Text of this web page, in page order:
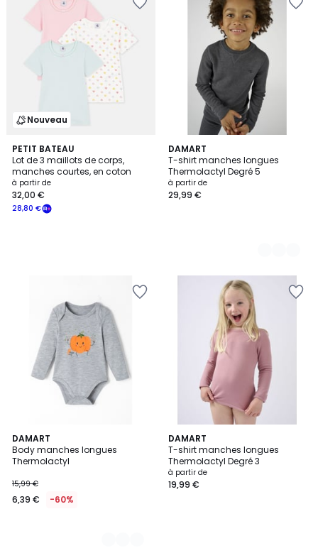
Nouveau
PETIT BATEAU
Lot de 3 maillots de corps,
manches courtes, en coton
à partir de
28,80 €
32,00 €
DAMART
T-shirt manches longues
Thermolactyl Degré 5
à partir de
29,99 €
3
Couleurs
DAMART
Body manches longues
Thermolactyl
15,99 €
6,39 € -60%
3
Couleurs
DAMART
T-shirt manches longues
Thermolactyl Degré 3
à partir de
19,99 €